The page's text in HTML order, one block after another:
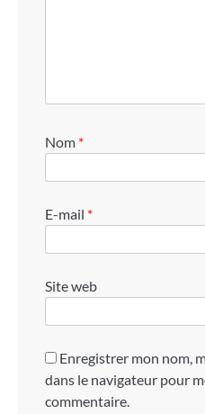
Nom *
E-mail *
Site web
Enregistrer mon nom,
dans le navigateur pour
commentaire.